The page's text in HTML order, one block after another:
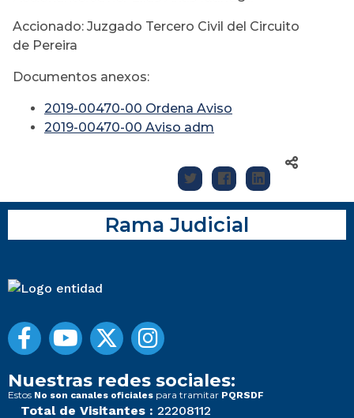
Accionado: Juzgado Tercero Civil del Circuito
de Pereira
Documentos anexos:
2019-00470-00 Ordena Aviso
2019-00470-00 Aviso adm
Rama Judicial
Nuestras redes sociales:
Estos No son canales oficiales para tramitar PQRSDF
Total de Visitantes : 22208112